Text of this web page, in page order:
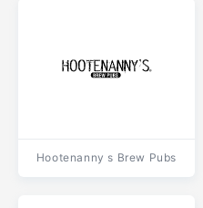
Hootenanny s Brew Pubs